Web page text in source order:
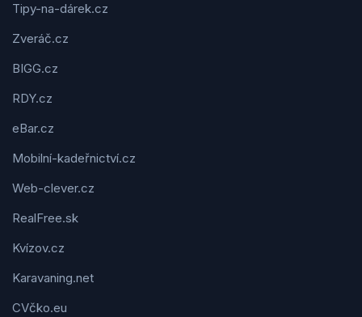
Tipy-na-dárek.cz
Zveráč.cz
BIGG.cz
RDY.cz
eBar.cz
Mobilní-kadeřnictví.cz
Web-clever.cz
RealFree.sk
Kvízov.cz
Karavaning.net
CVčko.eu